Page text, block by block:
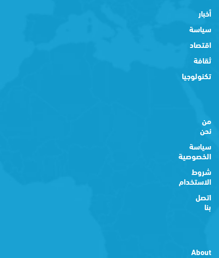
أخبار
سياسة
اقتصاد
ثقافة
تكنولوجيا
من
نحن
سياسة
الخصوصية
شروط
الاستخدام
اتصل
بنا
About